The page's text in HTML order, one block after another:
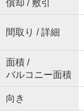
償却 / 敷引
間取り / 詳細
面積 /
バルコニー面積
向き